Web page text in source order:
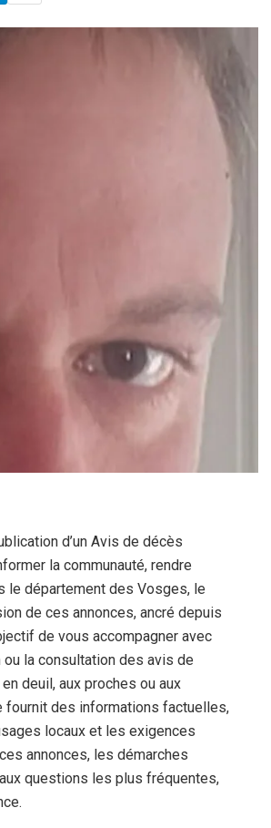
d’un Avis de décès
la communauté, rendre
le département des Vosges, le
de ces annonces, ancré depuis
de vous accompagner avec
la consultation des avis de
deuil, aux proches ou aux
fournit des informations factuelles,
locaux et les exigences
annonces, les démarches
questions les plus fréquentes,